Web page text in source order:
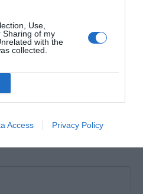
Use,
Sharing of my
with the
collected.
Access Privacy Policy
Email*
Πόλη*